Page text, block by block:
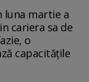
luna martie a
cariera sa de
o
capacitățile